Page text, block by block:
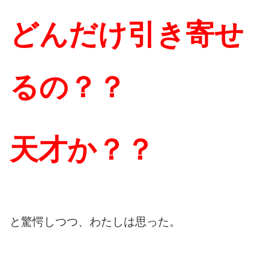
どんだけ引き寄せ
るの？？
天才か？？
と驚愕しつつ、わたしは思った。